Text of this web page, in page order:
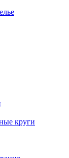
круги